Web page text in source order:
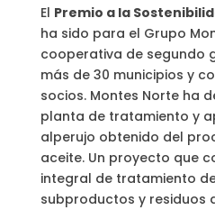
El Premio a la
ha sido para el Grupo
cooperativa de segundo
más de 30 municipios y
socios. Montes Norte ha
planta de tratamiento y
alperujo obtenido del
aceite. Un proyecto que
integral de tratamiento
subproductos y residuos